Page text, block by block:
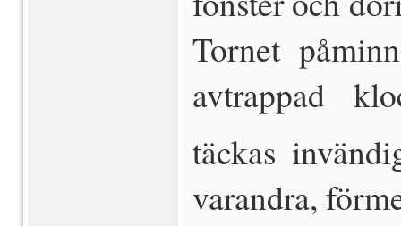
Tornet
avtrappad
täckas
varandra,